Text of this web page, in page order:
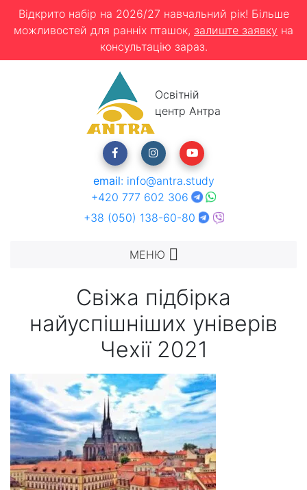
Відкрито набір на 2026/27 навчальний рік! Більше
можливостей для ранніх пташок, залиште заявку на
консультацію зараз.
Освітній
центр Антра
email: info@antra.study
+420 777 602 306
+38 (050) 138-60-80
МЕНЮ
Свіжа підбірка
найуспішніших універів
Чехії 2021